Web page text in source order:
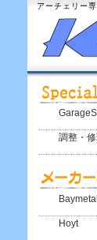
アーチェリー
調整・
Baymetal
Hoyt